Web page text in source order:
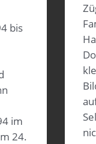
bis
im
24.